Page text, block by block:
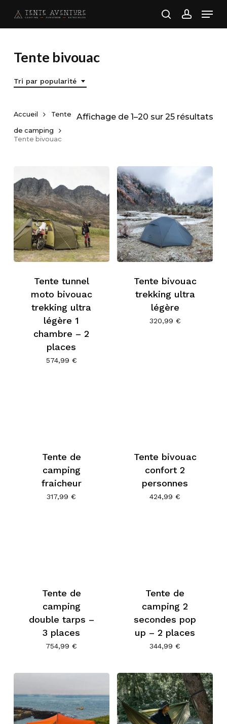
main
search
Tente bivouac
Tri par popularité
Affichage de 1–20 sur 25 résultats
Accueil Tente
de camping
Tente bivouac
Tente tunnel
moto bivouac
trekking ultra
légère 1
chambre – 2
places
574,99 €
Tente bivouac
trekking ultra
légère
320,99 €
Tente de
camping
fraicheur
317,99€
Tente bivouac
confort 2
personnes
424,99€
Tente de
camping
double tarps –
3 places
754,99€
Tente de
camping 2
secondes pop
up – 2 places
344,99€